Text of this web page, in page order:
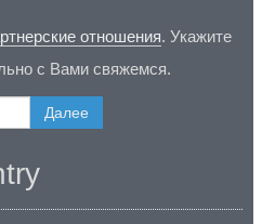
отношения. Укажите
с Вами свяжемся.
Далее